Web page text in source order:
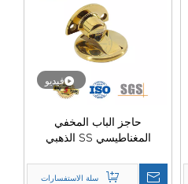
فيديو
حاجز الباب المخفي
المغناطيسي SS الذهبي
DDDS036
سلة الاستفسارات